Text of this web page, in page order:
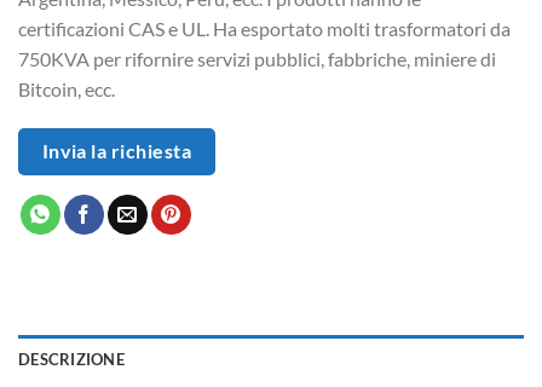
certificazioni CAS e UL. Ha esportato molti trasformatori da
750KVA per rifornire servizi pubblici, fabbriche, miniere di
Bitcoin, ecc.
Invia la richiesta
DESCRIZIONE